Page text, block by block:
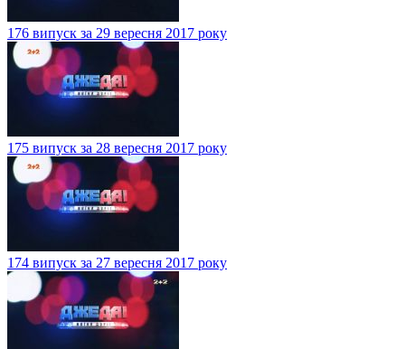
176 випуск за 29 вересня 2017 року
175 випуск за 28 вересня 2017 року
174 випуск за 27 вересня 2017 року